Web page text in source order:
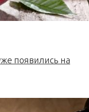
появились на